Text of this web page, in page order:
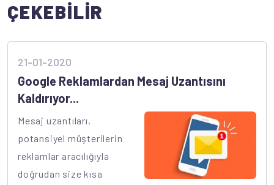
ÇEKEBİLİR
21-01-2020
Google Reklamlardan Mesaj Uzantısını
Kaldırıyor...
Mesaj uzantıları,
potansiyel müşterilerin
reklamlar aracılığıyla
doğrudan size kısa